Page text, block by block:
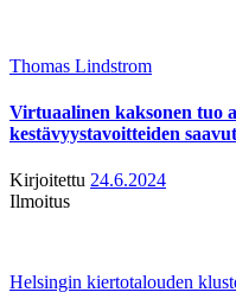
Thomas Lindstrom
Virtuaalinen kaksonen tuo
kestävyystavoitteiden
Kirjoitettu 24.6.2024
Ilmoitus
Helsingin kiertotalouden